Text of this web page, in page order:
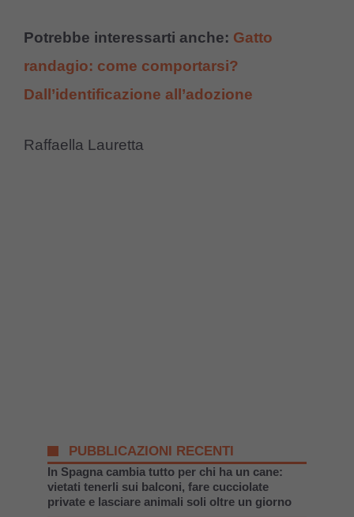
Potrebbe interessarti anche: Gatto
randagio: come comportarsi?
Dall’identificazione all’adozione
Raffaella Lauretta
PUBBLICAZIONI RECENTI
In Spagna cambia tutto per chi ha un cane:
vietati tenerli sui balconi, fare cucciolate
private e lasciare animali soli oltre un giorno